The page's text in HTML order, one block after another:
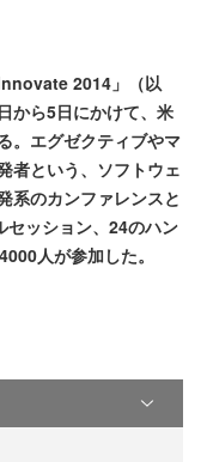
2014」（以
から5日にかけて、米
。エグゼクティブやマ
者という、ソフトウェ
系のカンファレンスと
セッション、24のハン
人が参加した。